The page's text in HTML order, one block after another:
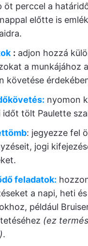
öt perccel a
előtte is
: adjon hozzá
a munkájához
követése
nyomon
időt tölt Paulette
: jegyezze fel
jogi
feladatok:
a napi, heti
például
(ez
.